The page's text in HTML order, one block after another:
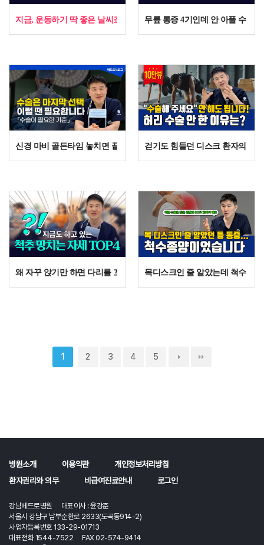
지금, 운동하기 딱 좋은 날씨죠? 무릎 관절 건강을 위해 이것만 조심하
무릎 통증 4기인데 안 아플 수도
신경 마비 골든타임 놓치면 끝? 전문의가 말하는 '이 증상' 절대 참지 마
걷기도 힘들던 디스크 환자의 반
왜 자꾸 앉기만 하면 다리를 꼬게 될까? OO가 무너졌기 때문입니다.
목디스크인 줄 알았는데 척수종
1 2 3 4 5
병원소개 이용약관
개인정보처리방침
환자권리와 의무
비급여진료안내 로그인
강남베드로병원 대표이사 : 윤강준
서울시 강남구 남부순환로 2633(도곡동914-2)
사업자등록번호 133-29-01713
대표전화 1544-7522 FAX 02-574-9414